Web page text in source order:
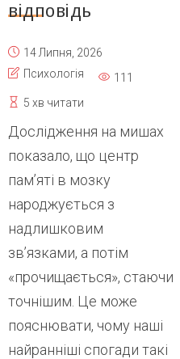
відповідь
14 Липня, 2026
Психологія
111
5 хв читати
Дослідження на мишах
показало, що центр
пам’яті в мозку
народжується з
надлишковим
зв’язками, а потім
«прочищається», стаючи
точнішим. Це може
пояснювати, чому наші
найранніші спогади такі